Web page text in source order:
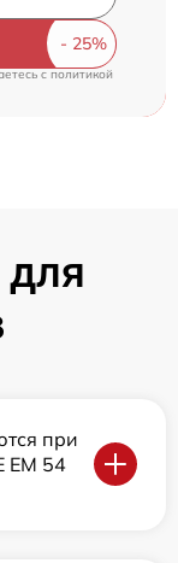
cполитикой
при
EM 54